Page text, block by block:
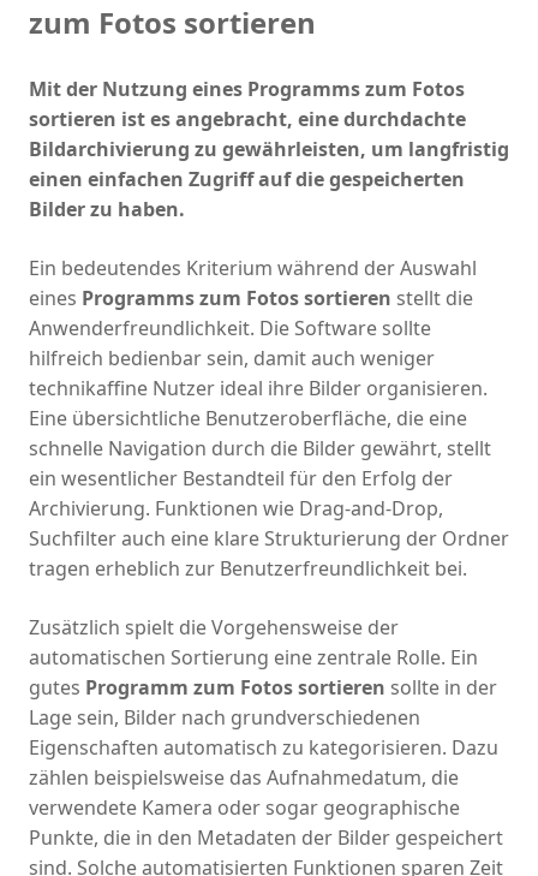
zum Fotos sortieren
Mit der Nutzung eines Programms zum Fotos
sortieren ist es angebracht, eine durchdachte
Bildarchivierung zu gewährleisten, um langfristig
einen einfachen Zugriff auf die gespeicherten
Bilder zu haben.
Ein bedeutendes Kriterium während der Auswahl
eines Programms zum Fotos sortieren stellt die
Anwenderfreundlichkeit. Die Software sollte
hilfreich bedienbar sein, damit auch weniger
technikaffine Nutzer ideal ihre Bilder organisieren.
Eine übersichtliche Benutzeroberfläche, die eine
schnelle Navigation durch die Bilder gewährt, stellt
ein wesentlicher Bestandteil für den Erfolg der
Archivierung. Funktionen wie Drag-and-Drop,
Suchfilter auch eine klare Strukturierung der Ordner
tragen erheblich zur Benutzerfreundlichkeit bei.
Zusätzlich spielt die Vorgehensweise der
automatischen Sortierung eine zentrale Rolle. Ein
gutes Programm zum Fotos sortieren sollte in der
Lage sein, Bilder nach grundverschiedenen
Eigenschaften automatisch zu kategorisieren. Dazu
zählen beispielsweise das Aufnahmedatum, die
verwendete Kamera oder sogar geographische
Punkte, die in den Metadaten der Bilder gespeichert
sind. Solche automatisierten Funktionen sparen Zeit